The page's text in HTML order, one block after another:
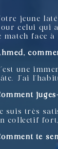
jeune
celui qui
match face à
une
J’ai
suis très
collectif fort,
te